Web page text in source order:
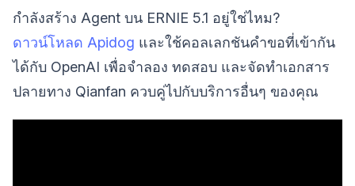
กำลังสร้าง Agent บน ERNIE 5.1 อยู่ใช่ไหม?
ดาวน์โหลด Apidog และใช้คอลเลกชันคำขอที่เข้ากัน
ได้กับ OpenAI เพื่อจำลอง ทดสอบ และจัดทำเอกสาร
ปลายทาง Qianfan ควบคู่ไปกับบริการอื่นๆ ของคุณ